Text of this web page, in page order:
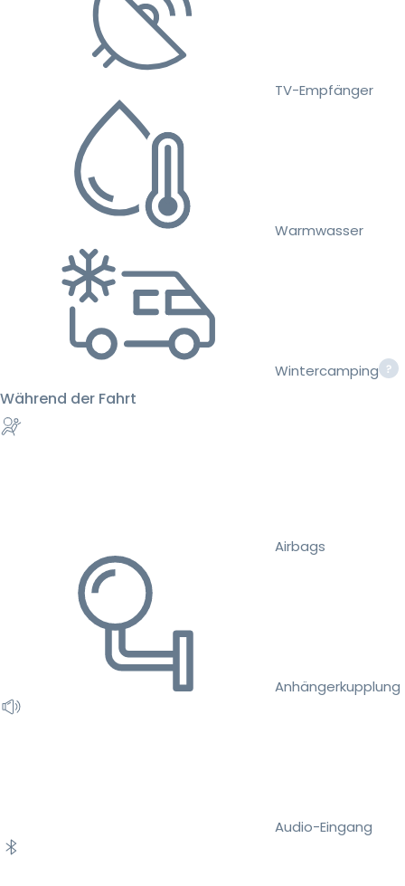
TV-Empfänger
Warmwasser
Wintercamping
Während der Fahrt
Airbags
Anhängerkupplung
Audio-Eingang